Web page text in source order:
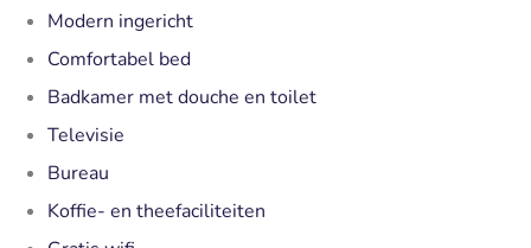
Modern ingericht
Comfortabel bed
Badkamer met douche en toilet
Televisie
Bureau
Koffie- en theefaciliteiten